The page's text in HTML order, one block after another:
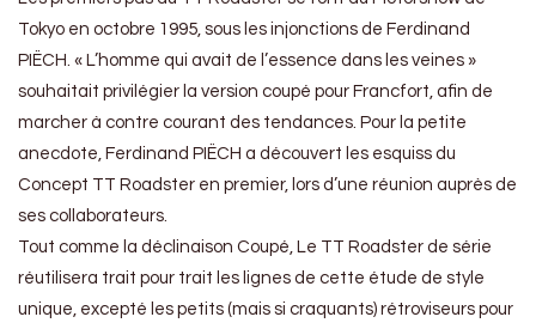
Tokyo en octobre 1995, sous les injonctions de Ferdinand
PIËCH. « L’homme qui avait de l’essence dans les veines »
souhaitait privilégier la version coupé pour Francfort, afin de
marcher à contre courant des tendances. Pour la petite
anecdote, Ferdinand PIËCH a découvert les esquiss du
Concept TT Roadster en premier, lors d’une réunion auprès de
ses collaborateurs.
Tout comme la déclinaison Coupé, Le TT Roadster de série
réutilisera trait pour trait les lignes de cette étude de style
unique, excepté les petits (mais si craquants) rétroviseurs pour